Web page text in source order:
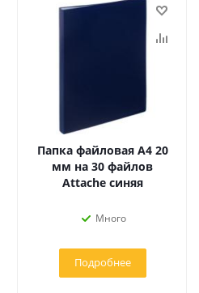
Папка файловая А4 20
мм на 30 файлов
Attache синяя
Много
Подробнее